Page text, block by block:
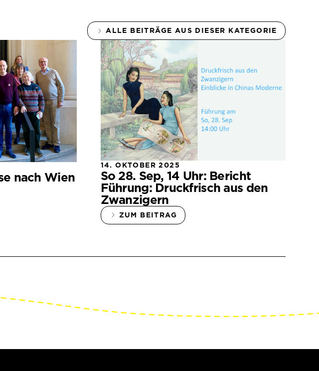
ALLE BEITRÄGE AUS DIESER KATEGORIE
nach Wien
14. OKTOBER 2025
So 28. Sep, 14 Uhr: Bericht
Führung: Druckfrisch aus den
Zwanzigern
ZUM BEITRAG